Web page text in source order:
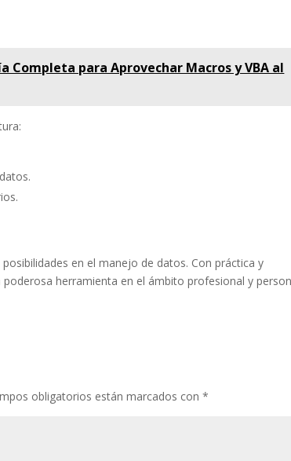
Completa para Aprovechar Macros y VBA al
en el manejo de datos. Con práctica y
poderosa herramienta en el ámbito profesional y
obligatorios están marcados con*